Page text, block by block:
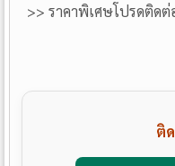
>> ราคาพิเศษโปรดติดต่
ติ